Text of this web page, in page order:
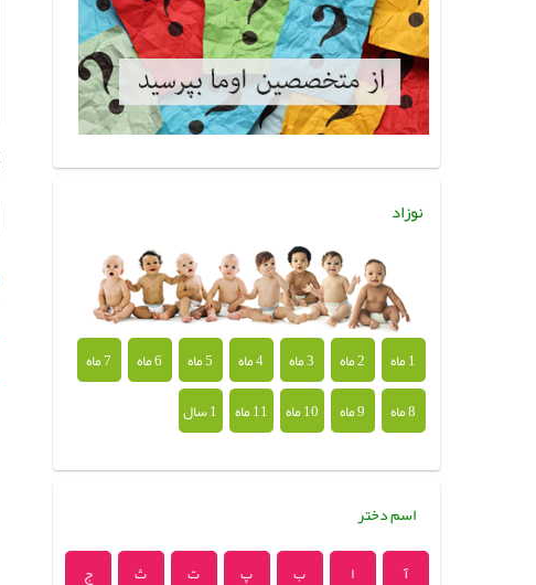
نوزاد
1 ماه 2 ماه 3 ماه 4 ماه 5 ماه 6 ماه
7 ماه
8 ماه
9 ماه 10 ماه 11 ماه 1 سال
اسم دختر
آ ا ب پ ت ث
ج